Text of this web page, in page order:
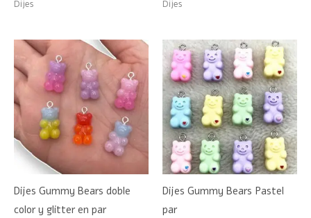
Dijes Dijes
Dijes Gummy Bears doble
color y glitter en par
Este
producto
tiene
múltiples
variantes.
Las
se
pueden
Dijes Gummy Bears Pastel
par
Este
producto
tiene
Las
opciones
se
pueden